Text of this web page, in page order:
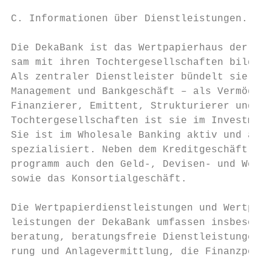
C. Informationen über
Die DekaBank ist das Wertpapierhaus der
sam mit ihren Tochtergesellschaften
Als zentraler Dienstleister bündelt sie
Management und Bankgeschäft – als
Finanzierer, Emittent, Strukturierer und
Tochtergesellschaften ist sie im
Sie ist im Wholesale Banking aktiv und
spezialisiert. Neben dem Kreditgeschäft
programm auch den Geld-, Devisen- und
sowie das Konsortialgeschäft.
Die Wertpapierdienstleistungen und
leistungen der DekaBank umfassen
beratung, beratungsfreie
rung und Anlagevermittlung, die